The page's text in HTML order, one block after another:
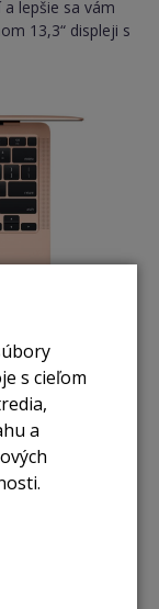
lepšie sa vám
13,3“ displeji s
USB-C
vrátane
s cieľom
a